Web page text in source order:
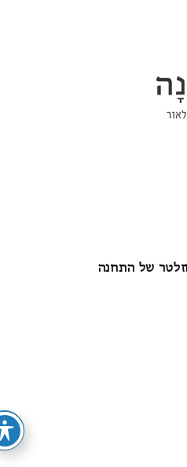
של התחנה